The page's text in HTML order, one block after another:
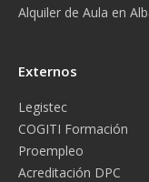
Alquiler de Aula en
Externos
Legistec
COGITI Formación
Proempleo
Acreditación DPC